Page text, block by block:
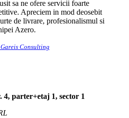
sa ne ofere servicii foarte
Apreciem in mod deosebit
de livrare, profesionalismul si
Azero.
Consulting
4, parter+etaj 1, sector 1